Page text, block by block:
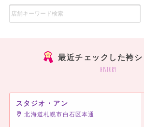
最近チェックした袴
history
スタジオ・アン
北海道札幌市白石区本通